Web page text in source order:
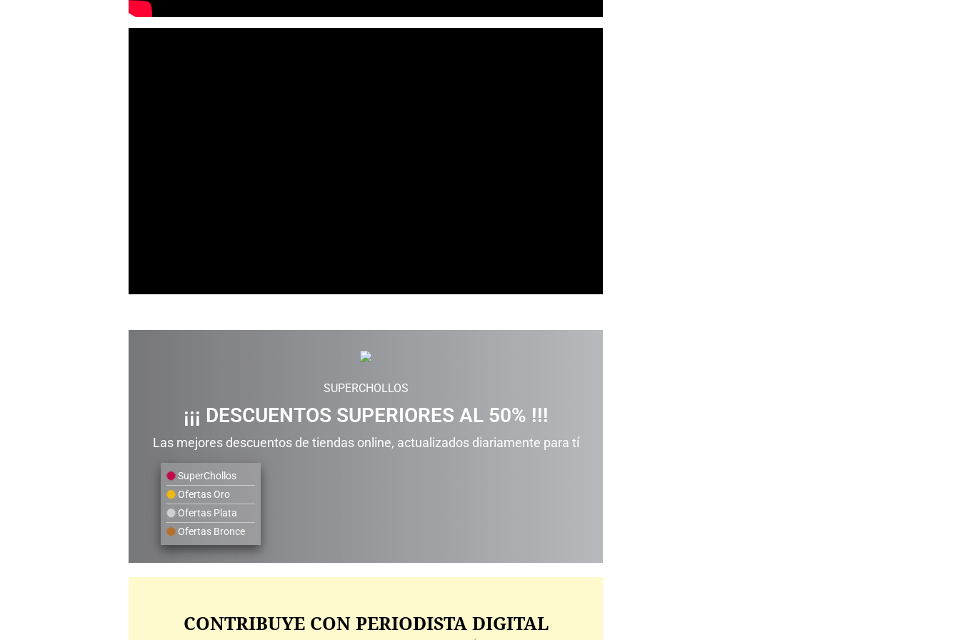
SUPERCHOLLOS
¡¡¡ DESCUENTOS SUPERIORES AL 50% !!!
Las mejores descuentos de tiendas online, actualizados diariamente para tí
SuperChollos
Ofertas Oro
Ofertas Plata
Ofertas Bronce
CONTRIBUYE CON PERIODISTA DIGITAL